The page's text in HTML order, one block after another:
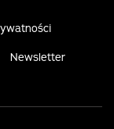
Newsletter